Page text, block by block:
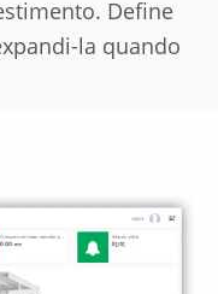
Define
la quando